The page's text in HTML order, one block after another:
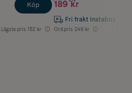
Lägsta pris 152 kr
Köp 189 kr
Fri frakt Instabox
Ord.pris 249 kr